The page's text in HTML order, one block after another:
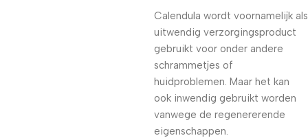
Calendula wordt voornamelijk als
uitwendig verzorgingsproduct
gebruikt voor onder andere
schrammetjes of
huidproblemen. Maar het kan
ook inwendig gebruikt worden
vanwege de regenererende
eigenschappen.